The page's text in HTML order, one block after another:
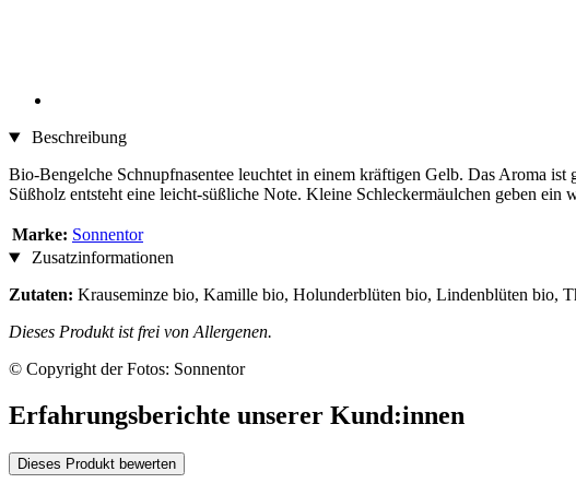
Beschreibung
Bio-Bengelche Schnupfnasentee leuchtet in einem kräftigen Gelb. Das Aroma
Süßholz entsteht eine leicht-süßliche Note. Kleine Schleckermäulchen geben ein
Marke: Sonnentor
Zusatzinformationen
Zutaten: Krauseminze bio, Kamille bio, Holunderblüten bio, Lindenblüten bio,
Dieses Produkt ist frei von Allergenen.
© Copyright der Fotos: Sonnentor
Erfahrungsberichte unserer Kund:innen
Dieses Produkt bewerten